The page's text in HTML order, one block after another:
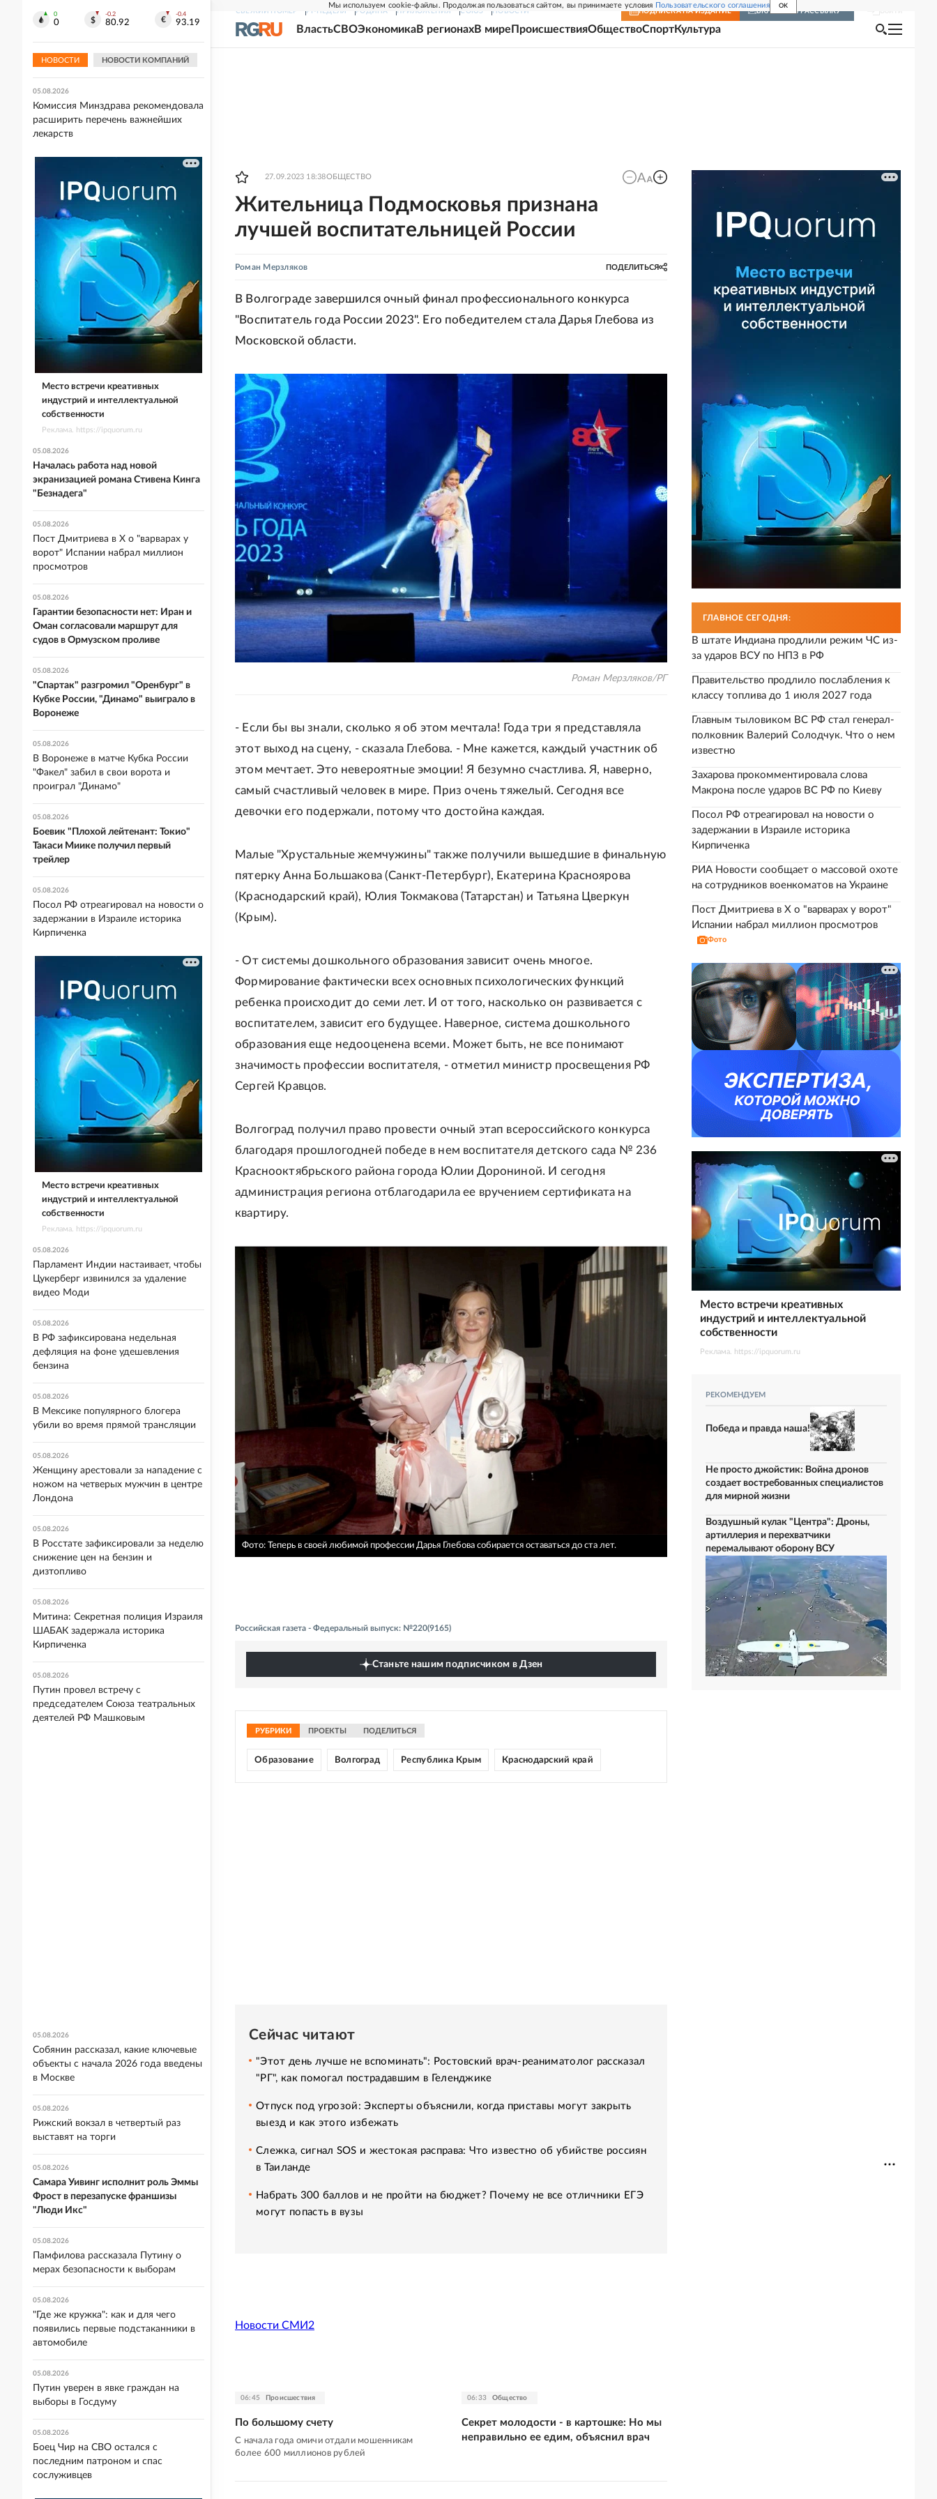
Мы используем cookie-файлы. Продолжая пользоваться сайтом, вы принимаете условия Пользовательского соглашения OK
СВЕЖИЙ НОМЕР РГ-НЕДЕЛЯ РОДИНА ПРИЛОЖЕНИЯ СОЮЗ НОВОСТИ ПОДПИСКА НА ИЗДАНИЕ ВКЛЮЧИТЬ РАССЫЛКУ
ВластьСВОЭкономикаВ регионахВ мире ПроисшествияОбществоСпортКультура
27.09.2023 18:38ОБЩЕСТВО
Жительница Подмосковья признана
лучшей воспитательницей России
Роман Мерзляков ПОДЕЛИТЬСЯ
В Волгограде завершился очный финал профессионального конкурса
"Воспитатель года России 2023". Его победителем стала Дарья Глебова из
Московской области.
Роман Мерзляков/РГ
- Если бы вы знали, сколько я об этом мечтала! Года три я представляла
этот выход на сцену, - сказала Глебова. - Мне кажется, каждый участник об
этом мечтает. Это невероятные эмоции! Я безумно счастлива. Я, наверно,
самый счастливый человек в мире. Приз очень тяжелый. Сегодня все
девочки его подержали, потому что достойна каждая.
Малые "Хрустальные жемчужины" также получили вышедшие в финальную
пятерку Анна Большакова (Санкт-Петербург), Екатерина Красноярова
(Краснодарский край), Юлия Токмакова (Татарстан) и Татьяна Цверкун
(Крым).
- От системы дошкольного образования зависит очень многое.
Формирование фактически всех основных психологических функций
ребенка происходит до семи лет. И от того, насколько он развивается с
воспитателем, зависит его будущее. Наверное, система дошкольного
образования еще недооценена всеми. Может быть, не все понимают
значимость профессии воспитателя, - отметил министр просвещения РФ
Сергей Кравцов.
Волгоград получил право провести очный этап всероссийского конкурса
благодаря прошлогодней победе в нем воспитателя детского сада № 236
Краснооктябрьского района города Юлии Дорониной. И сегодня
администрация региона отблагодарила ее вручением сертификата на
квартиру.
Фото: Теперь в своей любимой профессии Дарья Глебова собирается оставаться до ста лет.
Российская газета - Федеральный выпуск: №220(9165)
Станьте нашим подписчиком в Дзен
РУБРИКИ ПРОЕКТЫ ПОДЕЛИТЬСЯ
Образование Волгоград Республика Крым Краснодарский край
Сейчас читают
"Этот день лучше не вспоминать": Ростовский врач-реаниматолог рассказал
"РГ", как помогал пострадавшим в Геленджике
Отпуск под угрозой: Эксперты объяснили, когда приставы могут закрыть
выезд и как этого избежать
Слежка, сигнал SOS и жестокая расправа: Что известно об убийстве россиян
в Таиланде
Набрать 300 баллов и не пройти на бюджет? Почему не все отличники ЕГЭ
могут попасть в вузы
Новости СМИ2
06:45 Происшествия
По большому счету
С начала года омичи отдали мошенникам
более 600 миллионов рублей
06:33 Общество
Секрет молодости - в картошке: Но мы
неправильно ее едим, объяснил врач
ГЛАВНОЕ СЕГОДНЯ:
В штате Индиана продлили режим ЧС из-
за ударов ВСУ по НПЗ в РФ
Правительство продлило послабления к
классу топлива до 1 июля 2027 года
Главным тыловиком ВС РФ стал генерал-
полковник Валерий Солодчук. Что о нем
известно
Захарова прокомментировала слова
Макрона после ударов ВС РФ по Киеву
Посол РФ отреагировал на новости о
задержании в Израиле историка
Кирпиченка
РИА Новости сообщает о массовой охоте
на сотрудников военкоматов на Украине
Пост Дмитриева в X о "варварах у ворот"
Испании набрал миллион просмотров
Фото
Место встречи креативных
индустрий и интеллектуальной
собственности
Реклама. https://ipquorum.ru
РЕКОМЕНДУЕМ
Победа и правда наша!
Не просто джойстик: Война дронов
создает востребованных специалистов
для мирной жизни
Воздушный кулак "Центра": Дроны,
артиллерия и перехватчики
перемалывают оборону ВСУ
0
0
-0.2
80.92
-0.4
93.19
НОВОСТИ НОВОСТИ КОМПАНИЙ
05.08.2026
Киеву
05.08.2026
Комиссия Минздрава рекомендовала
расширить перечень важнейших
лекарств
Место встречи креативных
индустрий и интеллектуальной
собственности
Реклама. https://ipquorum.ru
05.08.2026
Началась работа над новой
экранизацией романа Стивена Кинга
"Безнадега"
05.08.2026
Пост Дмитриева в X о "варварах у
ворот" Испании набрал миллион
просмотров
05.08.2026
Гарантии безопасности нет: Иран и
Оман согласовали маршрут для
судов в Ормузском проливе
05.08.2026
"Спартак" разгромил "Оренбург" в
Кубке России, "Динамо" выиграло в
Воронеже
05.08.2026
В Воронеже в матче Кубка России
"Факел" забил в свои ворота и
проиграл "Динамо"
05.08.2026
Боевик "Плохой лейтенант: Токио"
Такаси Миике получил первый
трейлер
05.08.2026
Посол РФ отреагировал на новости о
задержании в Израиле историка
Кирпиченка
Место встречи креативных
индустрий и интеллектуальной
собственности
Реклама. https://ipquorum.ru
05.08.2026
Парламент Индии настаивает, чтобы
Цукерберг извинился за удаление
видео Моди
05.08.2026
В РФ зафиксирована недельная
дефляция на фоне удешевления
бензина
05.08.2026
В Мексике популярного блогера
убили во время прямой трансляции
05.08.2026
Женщину арестовали за нападение с
ножом на четверых мужчин в центре
Лондона
05.08.2026
В Росстате зафиксировали за неделю
снижение цен на бензин и
дизтопливо
05.08.2026
Митина: Секретная полиция Израиля
ШАБАК задержала историка
Кирпиченка
05.08.2026
Путин провел встречу с
председателем Союза театральных
деятелей РФ Машковым
05.08.2026
Собянин рассказал, какие ключевые
объекты с начала 2026 года введены
в Москве
05.08.2026
Рижский вокзал в четвертый раз
выставят на торги
05.08.2026
Самара Уивинг исполнит роль Эммы
Фрост в перезапуске франшизы
"Люди Икс"
05.08.2026
Памфилова рассказала Путину о
мерах безопасности к выборам
05.08.2026
"Где же кружка": как и для чего
появились первые подстаканники в
автомобиле
05.08.2026
Путин уверен в явке граждан на
выборы в Госдуму
05.08.2026
Боец Чир на СВО остался с
последним патроном и спас
сослуживцев